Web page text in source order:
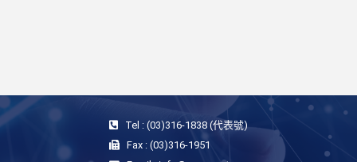
Tel : (03)316-1838 (代表號)
Fax : (03)316-1951